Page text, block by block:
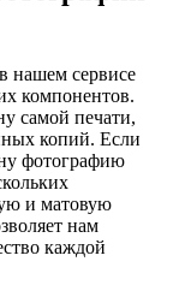
нашем сервисе
компонентов.
самой печати,
копий. Если
фотографию
и матовую
нам
каждой